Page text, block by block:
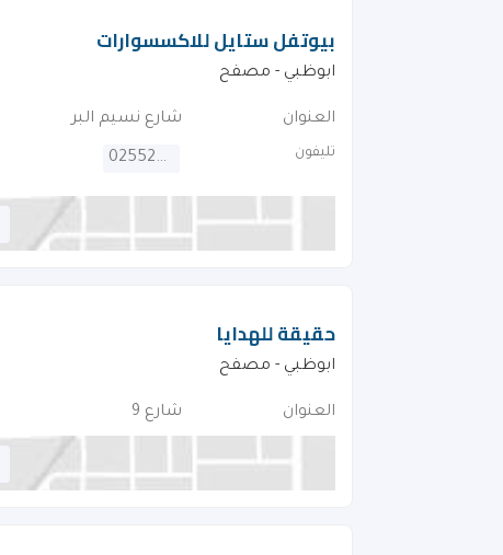
بيوتفل ستايل للاكسسوارات
ابوظبي - مصفح
العنوان شارع نسيم البر
تليفون 025522272
حقيقة للهدايا
ابوظبي - مصفح
العنوان شارع 9